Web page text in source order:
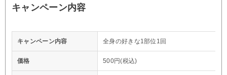
キャンペーン内容
キャンペーン内容 全身の好きな1部位1回
価格 500円(税込)